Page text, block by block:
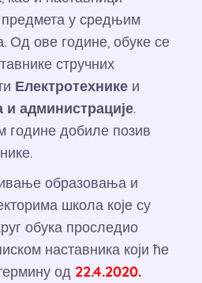
у средњим
Од ове године, обуке се
стручних
Електротехнике и
и администрације.
године добиле позив
образовања и
школа које су
обука проследио
наставника који ће
од 22.4.2020.